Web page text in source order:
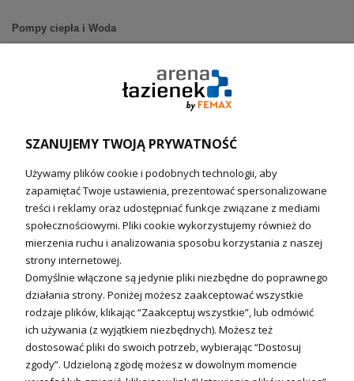
Pompy ciepła i Woda
Ogrzewanie podłogowe (główne)
Technika solarna
Fotowoltanika
Sterowniki i regulatory
Nagrzewnice i kurtyny
Kuchnia i Wentylacja
Kuchnia
Zlewozmywaki
Baterie kuchenne
SZANUJEMY TWOJĄ PRYWATNOŚĆ
Używamy plików cookie i podobnych technologii, aby
zapamiętać Twoje ustawienia, prezentować spersonalizowane
treści i reklamy oraz udostępniać funkcje związane z mediami
społecznościowymi. Pliki cookie wykorzystujemy również do
mierzenia ruchu i analizowania sposobu korzystania z naszej
strony internetowej.
Domyślnie włączone są jedynie pliki niezbędne do poprawnego
działania strony. Poniżej możesz zaakceptować wszystkie
rodzaje plików, klikając “Zaakceptuj wszystkie”, lub odmówić
ich używania (z wyjątkiem niezbędnych). Możesz też
dostosować pliki do swoich potrzeb, wybierając “Dostosuj
zgody”. Udzieloną zgodę możesz w dowolnym momencie